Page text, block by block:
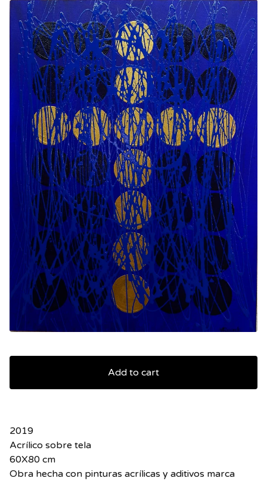
Add to cart
2019
Acrílico sobre tela
60X80 cm
Obra hecha con pinturas acrílicas y aditivos marca